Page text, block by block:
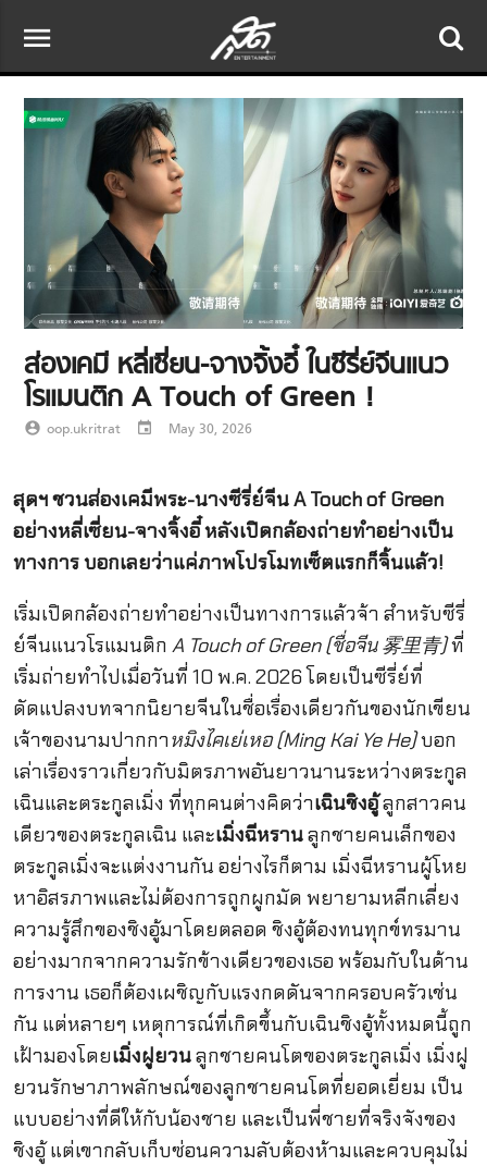
menu
ส่องเคมี หลี่เซี่ยน-จางจิ้งอี๋ ในซีรี่ย์จีนแนว
โรแมนติก A Touch of Green !
account_circle oop.ukritrat event May 30, 2026
สุดฯ ชวนส่องเคมีพระ-นางซีรี่ย์จีน A Touch of Green
อย่างหลี่เซี่ยน-จางจิ้งอี๋ หลังเปิดกล้องถ่ายทำอย่างเป็น
ทางการ บอกเลยว่าแค่ภาพโปรโมทเซ็ตแรกก็จิ้นแล้ว!
เริ่มเปิดกล้องถ่ายทำอย่างเป็นทางการแล้วจ้า สำหรับซีรี่
ย์จีนแนวโรแมนติก A Touch of Green (ชื่อจีน 雾里青)ที่
เริ่มถ่ายทำไปเมื่อวันที่ 10 พ.ค. 2026 โดยเป็นซีรี่ย์ที่
ดัดแปลงบทจากนิยายจีนในชื่อเรื่องเดียวกันของนักเขียน
เจ้าของนามปากกาหมิงไคเย่เหอ (Ming Kai Ye He)บอก
เล่าเรื่องราวเกี่ยวกับมิตรภาพอันยาวนานระหว่างตระกูล
เฉินและตระกูลเมิ่ง ที่ทุกคนต่างคิดว่าเฉินชิงอู้ลูกสาวคน
เดียวของตระกูลเฉิน และเมิ่งฉีหรานลูกชายคนเล็กของ
ตระกูลเมิ่งจะแต่งงานกัน อย่างไรก็ตาม เมิ่งฉีหรานผู้โหย
หาอิสรภาพและไม่ต้องการถูกผูกมัด พยายามหลีกเลี่ยง
ความรู้สึกของชิงอู้มาโดยตลอด ชิงอู้ต้องทนทุกข์ทรมาน
อย่างมากจากความรักข้างเดียวของเธอ พร้อมกับในด้าน
การงาน เธอก็ต้องเผชิญกับแรงกดดันจากครอบครัวเช่น
กัน แต่หลายๆ เหตุการณ์ที่เกิดขึ้นกับเฉินชิงอู้ทั้งหมดนี้ถูก
เฝ้ามองโดยเมิ่งฝูยวนลูกชายคนโตของตระกูลเมิ่ง เมิ่งฝู
ยวนรักษาภาพลักษณ์ของลูกชายคนโตที่ยอดเยี่ยม เป็น
แบบอย่างที่ดีให้กับน้องชาย และเป็นพี่ชายที่จริงจังของ
ชิงอู้ แต่เขากลับเก็บซ่อนความลับต้องห้ามและควบคุมไม่